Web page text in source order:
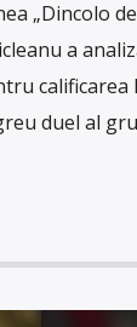
„Dincolo
a
calificarea
duel al